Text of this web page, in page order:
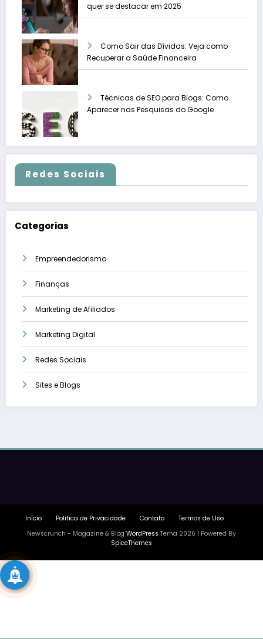
quer se destacar em 2025
Como Sair das Dívidas: Veja como
Recuperar a Saúde Financeira
Técnicas de SEO para Blogs: Como
Aparecer nas Pesquisas do Google
Redes Sociais
Categorias
Empreendedorismo
Finanças
Marketing de Afiliados
Marketing Digital
Redes Sociais
Sites e Blogs
Início Política de Privacidade Contato
Termos de Uso
Newscrunch - Magazine & Blog WordPress Tema 2026 | Powered By
SpiceThemes